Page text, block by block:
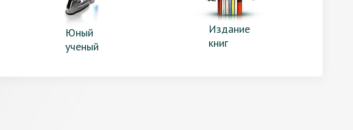
Юный
ученый
Издание
книг